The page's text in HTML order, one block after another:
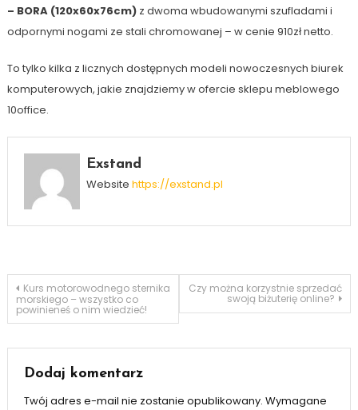
– BORA (120x60x76cm)z dwoma wbudowanymi szufladami i
odpornymi nogami ze stali chromowanej – w cenie 910zł netto.
To tylko kilka z licznych dostępnych modeli nowoczesnych biurek
komputerowych, jakie znajdziemy w ofercie sklepu meblowego
10office.
Exstand
Website https://exstand.pl
Nawigacja
wpisu
Kurs motorowodnego sternika
morskiego – wszystko co
powinieneś o nim wiedzieć!
Czy można korzystnie sprzedać
swoją biżuterię online?
Dodaj komentarz
Twój adres e-mail nie zostanie opublikowany. Wymagane